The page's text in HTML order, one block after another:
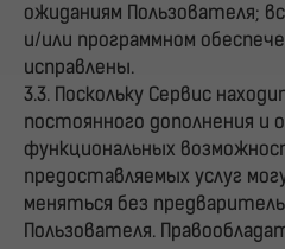
ожиданиям Пользователя;
и/или программном
исправлены.
3.3. Поскольку Сервис
постоянного дополнения и
функциональных
предоставляемых услуг
меняться без
Пользователя.